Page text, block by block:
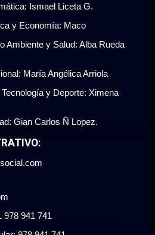
Ismael Liceta G.
y Economía: Maco
Ambiente y Salud: Alba Rueda
María Angélica Arriola
y Deporte: Ximena
Gian Carlos Ñ Lopez.
978 941 741